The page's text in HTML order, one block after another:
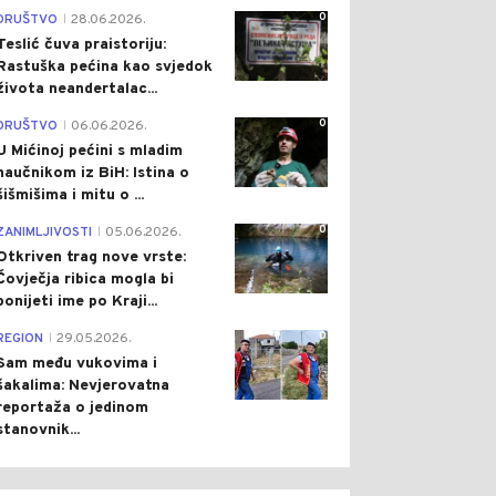
0
28.06.2026.
čuva praistoriju:
pećina kao svjedok
neandertalac...
0
06.06.2026.
Mićinoj pećini s mladim
iz BiH: Istina o
i mitu o ...
0
05.06.2026.
trag nove vrste:
ribica mogla bi
ime po Kraji...
0
29.05.2026.
među vukovima i
Nevjerovatna
o jedinom